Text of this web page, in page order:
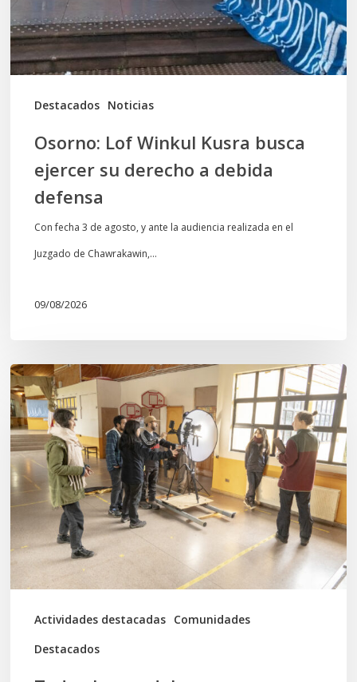
Destacados Noticias
su
derecho
a
debida
Osorno: Lof Winkul Kusra busca
ejercer su derecho a debida
defensa
Con fecha 3 de agosto, y ante la audiencia realizada en el
Juzgado de Chawrakawin,…
09/08/2026
Actividades destacadas Comunidades
Destacados
Toda
el
agua
del
mar:
largometraje
de
ficción
se
graba